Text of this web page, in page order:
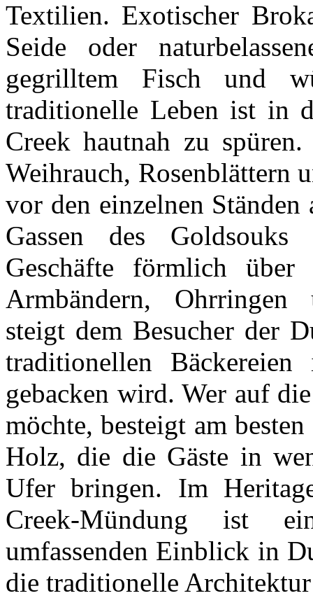
Textilien. Exotischer
Seide oder
gegrilltem Fisch und
traditionelle Leben ist in
Creek hautnah zu
Weihrauch, Rosenblättern
vor den einzelnen
Gassen des
Geschäfte förmlich
Armbändern, Ohrringen
steigt dem Besucher der
traditionellen
gebacken wird. Wer auf
möchte, besteigt am
Holz, die die Gäste in
Ufer bringen. Im
Creek-Mündung ist
umfassenden Einblick in
die traditionelle